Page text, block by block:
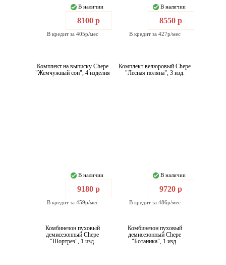
В наличии
8100 р
В кредит за 405р/мес
В наличии
8550 р
В кредит за 427р/мес
Комплект на выписку Chepe
"Жемчужный сон", 4 изделия
В наличии
9180 р
В кредит за 459р/мес
Комплект велюровый Chepe
"Лесная поляна", 3 изд.
В наличии
9720 р
В кредит за 486р/мес
Комбинезон пуховый
демисезонный Chepe
"Шортрез", 1 изд.
Комбинезон пуховый
демисезонный Chepe
"Ботаника", 1 изд.